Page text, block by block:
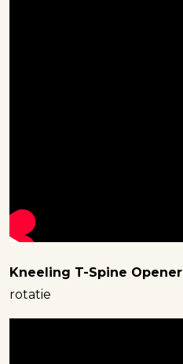
Kneeling T-Spine Opener
rotatie